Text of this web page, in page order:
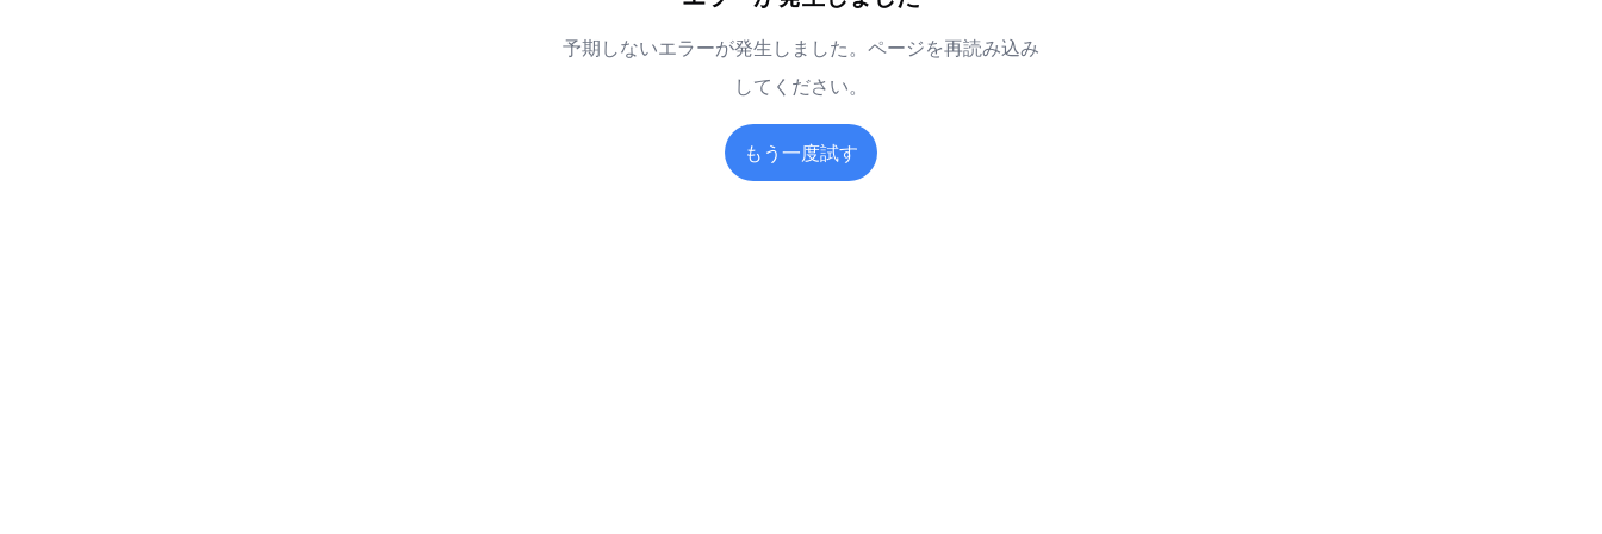
予期しないエラーが発生しました。ページを再読み込み
してください。
もう一度試す